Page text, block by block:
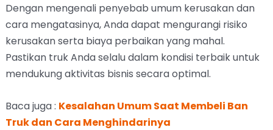
Dengan mengenali penyebab umum kerusakan dan
cara mengatasinya, Anda dapat mengurangi risiko
kerusakan serta biaya perbaikan yang mahal.
Pastikan truk Anda selalu dalam kondisi terbaik untuk
mendukung aktivitas bisnis secara optimal.
Baca juga : Kesalahan Umum Saat Membeli Ban
Truk dan Cara Menghindarinya